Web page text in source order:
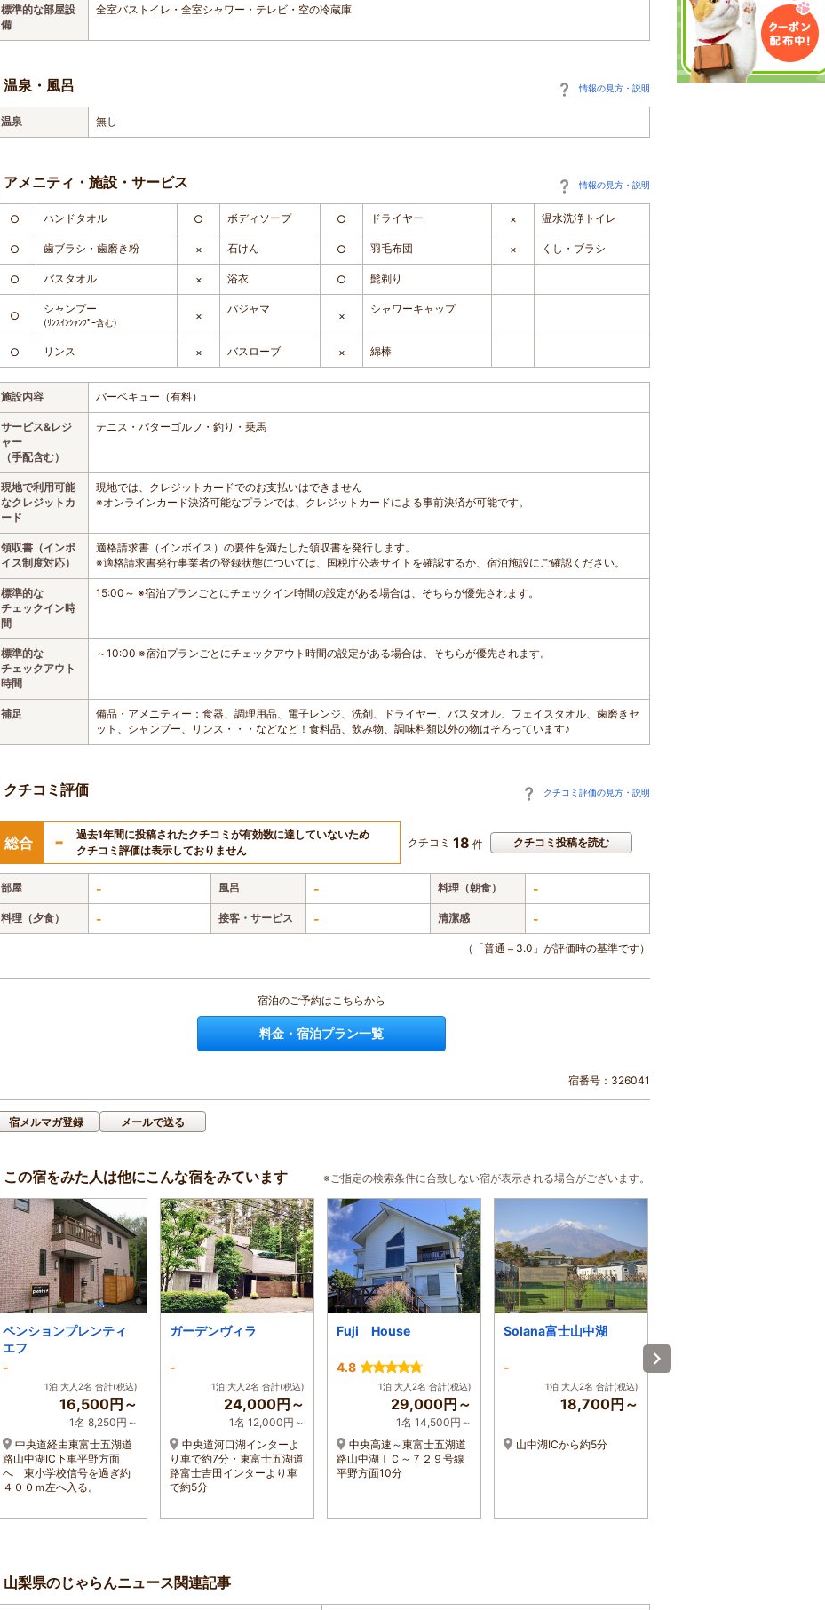
標準的な部屋設
備
全室バストイレ・全室シャワー・テレビ・空の冷蔵庫
温泉・風呂 情報の見方・説明
温泉 無し
アメニティ・施設・サービス 情報の見方・説明
○ ハンドタオル ○ ボディソープ ○ ドライヤー × 温水洗浄トイレ
○ 歯ブラシ・歯磨き粉 × 石けん ○ 羽毛布団 × くし・ブラシ
○ バスタオル × 浴衣 ○ 髭剃り
○
シャンプー
(ﾘﾝｽｲﾝｼｬﾝﾌﾟｰ含む) ×
パジャマ
×
シャワーキャップ
○ リンス × バスローブ × 綿棒
施設内容 バーベキュー（有料）
サービス&レジ
ャー
（手配含む）
テニス・パターゴルフ・釣り・乗馬
現地で利用可能
なクレジットカ
ード
現地では、クレジットカードでのお支払いはできません
※オンラインカード決済可能なプランでは、クレジットカードによる事前決済が可能です。
領収書（インボ
イス制度対応）
適格請求書（インボイス）の要件を満たした領収書を発行します。
※適格請求書発行事業者の登録状態については、国税庁公表サイトを確認するか、宿泊施設にご確認ください。
標準的な
チェックイン時
間
15:00～ ※宿泊プランごとにチェックイン時間の設定がある場合は、そちらが優先されます。
標準的な
チェックアウト
時間
～10:00 ※宿泊プランごとにチェックアウト時間の設定がある場合は、そちらが優先されます。
補足
備品・アメニティー：食器、調理用品、電子レンジ、洗剤、ドライヤー、バスタオル、フェイスタオル、歯磨きセ
ット、シャンプー、リンス・・・などなど！食料品、飲み物、調味料類以外の物はそろっています♪
クチコミ評価 クチコミ評価の見方・説明
総合 -
過去1年間に投稿されたクチコミが有効数に達していないため
クチコミ評価は表示しておりません
クチコミ 18 件 クチコミ投稿を読む
部屋 - 風呂 - 料理（朝食） -
料理（夕食） - 接客・サービス - 清潔感 -
（「普通＝3.0」が評価時の基準です）
宿泊のご予約はこちらから
料金・宿泊プラン一覧
宿番号：326041
宿メルマガ登録 メールで送る
この宿をみた人は他にこんな宿をみています ※ご指定の検索条件に合致しない宿が表示される場合がございます。
ペンションプレンティ
エフ
-
1泊 大人2名 合計(税込)
16,500円～
1名 8,250円～
中央道経由東富士五湖道
路山中湖IC下車平野方面
へ 東小学校信号を過ぎ約
４００ｍ左へ入る。
ガーデンヴィラ
-
1泊 大人2名 合計(税込)
24,000円～
1名 12,000円～
中央道河口湖インターよ
り車で約7分・東富士五湖道
路富士吉田インターより車
で約5分
Fuji House
4.8
1泊 大人2名 合計(税込)
29,000円～
1名 14,500円～
中央高速～東富士五湖道
路山中湖ＩＣ～７２９号線
平野方面10分
Solana富士山中湖
-
1泊 大人2名 合計(税込)
18,700円～
山中湖ICから約5分
荘）
-
山梨県のじゃらんニュース関連記事